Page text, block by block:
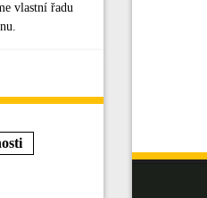
vlastní řadu